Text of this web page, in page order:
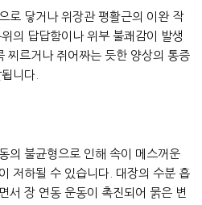
로 닿거나 위장관 평활근의 이완 작
의 답답함이나 위부 불쾌감이 발생
찌르거나 쥐어짜는 듯한 양상의 통증
니다.
의 불균형으로 인해 속이 메스꺼운
저하될 수 있습니다. 대장의 수분 흡
서 장 연동 운동이 촉진되어 묽은 변